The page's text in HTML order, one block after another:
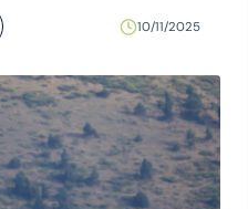
10/11/2025